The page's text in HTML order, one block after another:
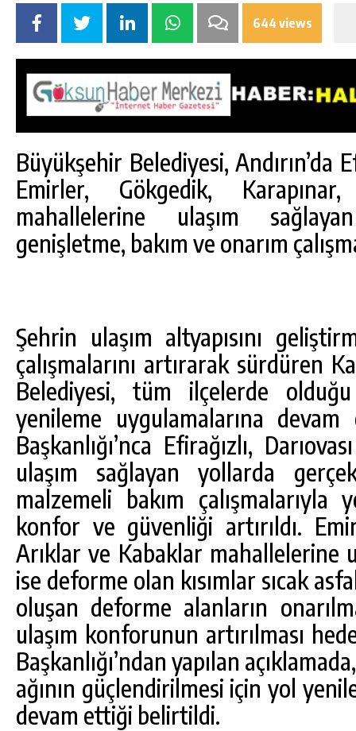
644 views
Büyükşehir Belediyesi, Andırın’da
Emirler, Gökgedik,
mahallelerine ulaşım
genişletme, bakım ve onarım
Şehrin ulaşım altyapısını
çalışmalarını artırarak sürdüren
Belediyesi, tüm ilçelerde
yenileme uygulamalarına
Başkanlığı’nca Efirağızlı,
ulaşım sağlayan yollarda
malzemeli bakım çalışmalarıyla
konfor ve güvenliği artırıldı.
Arıklar ve Kabaklar mahallelerine
ise deforme olan kısımlar sıcak
oluşan deforme alanların
ulaşım konforunun artırılması
Başkanlığı’ndan yapılan
ağının güçlendirilmesi için yol
devam ettiği belirtildi.
GÜNLÜK HABER AKIŞI
GÖKSUN HAFIZLIK KIZ KUR’AN KURSU
ÖĞRENCILERINE DARENDE GEZISI.